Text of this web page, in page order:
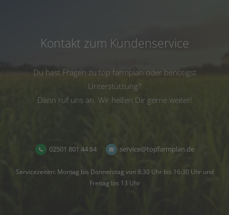
Kontakt zum Kundenservice
Du hast Fragen zu top farmplan oder benötigst
Unterstützung?
Dann ruf uns an. Wir helfen Dir gerne weiter!
02501 801 44 84 service@topfarmplan.de
Servicezeiten: Montag bis Donnerstag von 8:30 Uhr bis 16:30 Uhr und
Freitag bis 13 Uhr